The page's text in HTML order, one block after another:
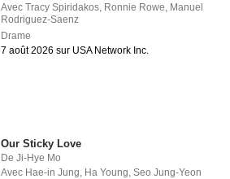
AvecTracy Spiridakos Ronnie Rowe Manuel
Rodriguez-Saenz
Drame
7 août 2026 sur USA Network Inc.
Our Sticky Love
DeJi-Hye Mo
Avec Hae-in Jung, Ha Young,Seo Jung-Yeon